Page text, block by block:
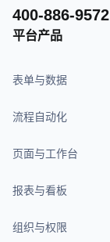
400-886-9572
平台产品
表单与数据
流程自动化
页面与工作台
报表与看板
组织与权限